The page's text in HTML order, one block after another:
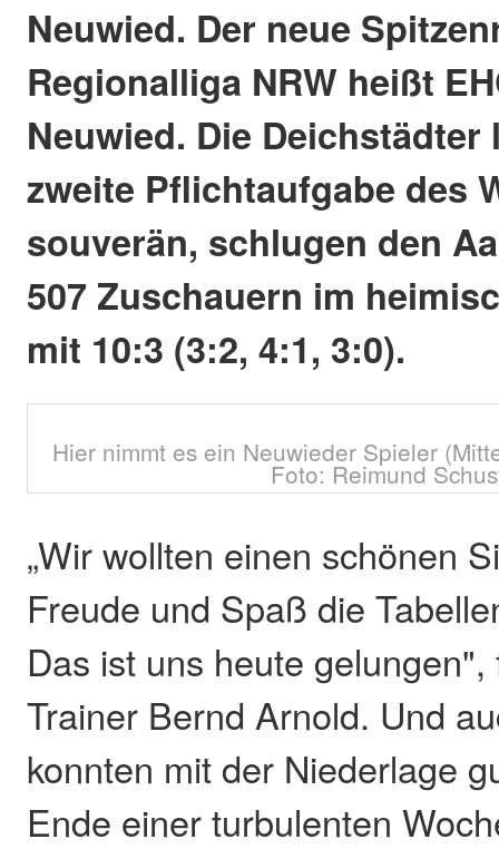
Neuwied. Der neue
Regionalliga NRW heißt
Neuwied. Die
zweite Pflichtaufgabe des
souverän, schlugen den
507 Zuschauern im
mit 10:3 (3:2, 4:1, 3:0).
Hier nimmt es ein Neuwieder Spieler
Foto: Reimund
„Wir wollten einen schönen
Freude und Spaß die
Das ist uns heute
Trainer Bernd Arnold. Und
konnten mit der Niederlage
Ende einer turbulenten